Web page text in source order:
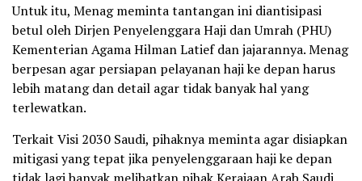
Untuk itu, Menag meminta tantangan ini diantisipasi
betul oleh Dirjen Penyelenggara Haji dan Umrah (PHU)
Kementerian Agama Hilman Latief dan jajarannya. Menag
berpesan agar persiapan pelayanan haji ke depan harus
lebih matang dan detail agar tidak banyak hal yang
terlewatkan.
Terkait Visi 2030 Saudi, pihaknya meminta agar disiapkan
mitigasi yang tepat jika penyelenggaraan haji ke depan